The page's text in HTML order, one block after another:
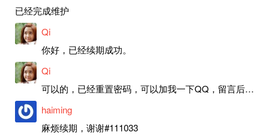
已经完成维护
Qi
你好，已经续期成功。
Qi
可以的，已经重置密码，可以加我一下QQ，留言后我就发密码给你。
haiming
麻烦续期，谢谢#111033